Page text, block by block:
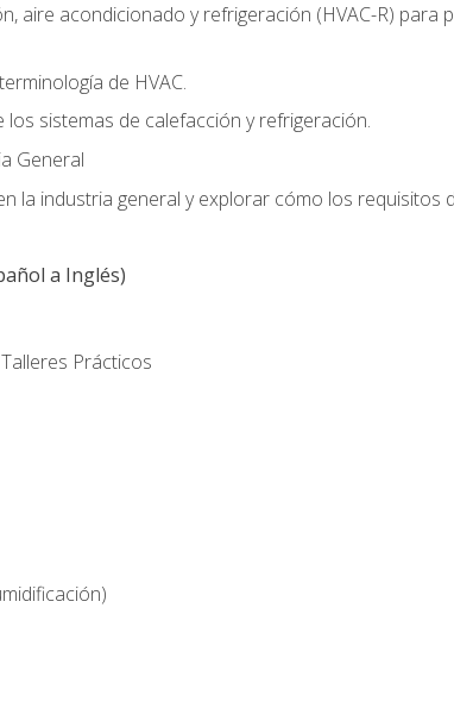
aire acondicionado y refrigeración (HVAC-R)
de HVAC.
sistemas de calefacción y refrigeración.
General
la industria general y explorar cómo los requisitos
a Inglés)
Prácticos